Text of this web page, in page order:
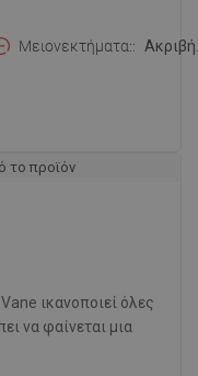
Μειονεκτήματα: Ακριβή.
το προϊόν
ικανοποιεί όλες
να φαίνεται μια